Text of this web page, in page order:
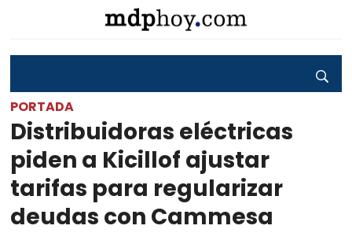
PORTADA
Distribuidoras eléctricas
piden a Kicillof ajustar
tarifas para regularizar
deudas con Cammesa